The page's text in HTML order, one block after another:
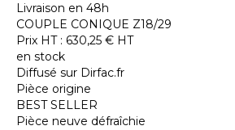
Livraison en 48h
COUPLE CONIQUE Z18/29
Prix HT : 630,25 € HT
en stock
Diffusé sur Dirfac.fr
Pièce origine
BEST SELLER
Pièce neuve défraîchie